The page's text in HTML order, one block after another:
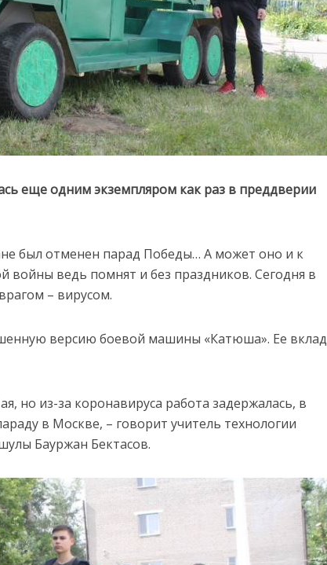
еще одним экземпляром как раз в преддверии
был отменен парад Победы… А может оно и к
войны ведь помнят и без праздников. Сегодня в
– вирусом.
версию боевой машины «Катюша». Ее вклад
но из-за коронавируса работа задержалась, в
в Москве, – говорит учитель технологии
Бауржан Бектасов.